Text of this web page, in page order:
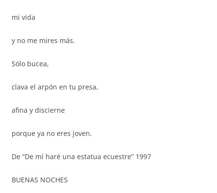
mi vida
y no me mires más.
Sólo bucea,
clava el arpón en tu presa,
afina y discierne
porque ya no eres joven.
De “De mí haré una estatua ecuestre” 1997
BUENAS NOCHES